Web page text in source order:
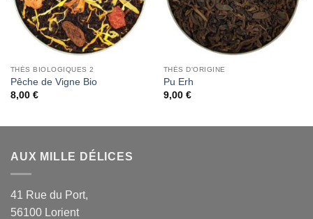
THÉS BIOLOGIQUES 2
Pêche de Vigne Bio
8,00 €
THÉS D'ORIGINE
Pu Erh
9,00 €
AUX MILLE DÉLICES
41 Rue du Port,
56100 Lorient